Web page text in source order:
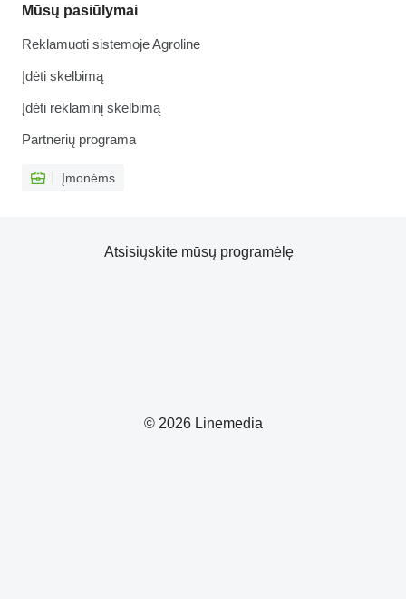
Mūsų pasiūlymai
Reklamuoti sistemoje Agroline
Įdėti skelbimą
Įdėti reklaminį skelbimą
Partnerių programa
Įmonėms
© 2026 Linemedia
Atsisiųskite mūsų programėlę